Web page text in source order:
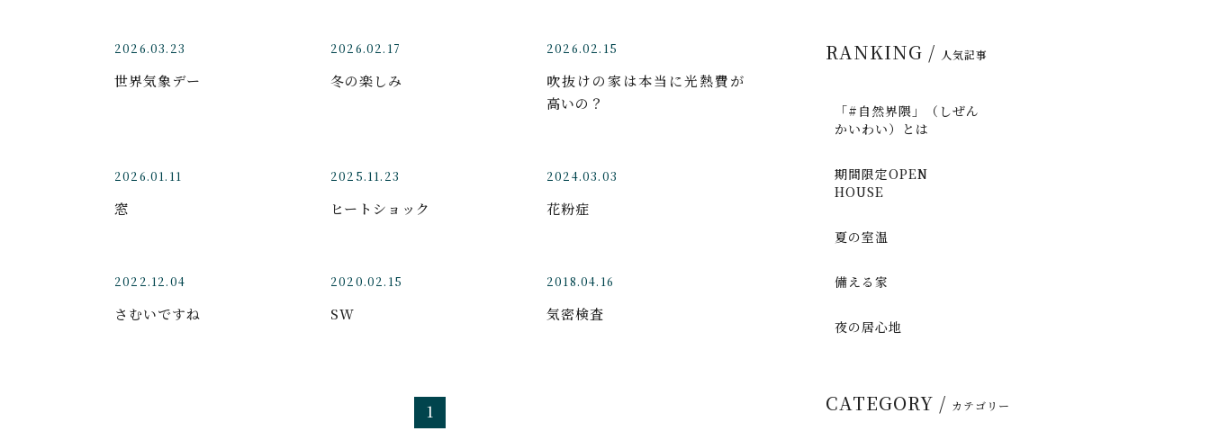
2026.03.23
世界気象デー
2026.02.17
冬の楽しみ
2026.02.15
吹抜けの家は本当に光熱費が
高いの？
2026.01.11
窓
2025.11.23
ヒートショック
2024.03.03
花粉症
2022.12.04
さむいですね
2020.02.15
SW
2018.04.16
気密検査
1
RANKING / 人気記事
「#自然界隈」（しぜん
かいわい）とは
期間限定OPEN
HOUSE
夏の室温
備える家
夜の居心地
CATEGORY / カテゴリー